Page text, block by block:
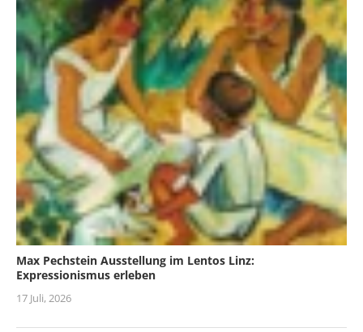
Max Pechstein Ausstellung im Lentos Linz:
Expressionismus erleben
17 Juli, 2026